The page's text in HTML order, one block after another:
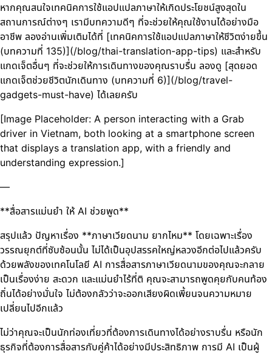
หากคุณสนใจเทคนิคการใช้แอปแปลภาษาให้เกิดประโยชน์สูงสุดใน
สถานการณ์ต่างๆ เรามีบทความดีๆ ที่จะช่วยให้คุณใช้งานได้อย่างมือ
อาชีพ ลองอ่านเพิ่มเติมได้ที่ [เทคนิคการใช้แอปแปลภาษาให้ชีวิตง่ายขึ้น
(บทความที่ 135)](/blog/thai-translation-app-tips) และสำหรับ
แกดเจ็ตอื่นๆ ที่จะช่วยให้การเดินทางของคุณราบรื่น ลองดู [สุดยอด
แกดเจ็ตช่วยชีวิตนักเดินทาง (บทความที่ 6)](/blog/travel-
gadgets-must-have) ได้เลยครับ
[Image Placeholder: A person interacting with a Grab
driver in Vietnam, both looking at a smartphone screen
that displays a translation app, with a friendly and
understanding expression.]
—
**สื่อสารแม่นยำ ให้ AI ช่วยพูด**
สรุปแล้ว ปัญหาเรื่อง **ภาษาเวียดนาม ยากไหม** โดยเฉพาะเรื่อง
วรรณยุกต์ที่ซับซ้อนนั้น ไม่ได้เป็นอุปสรรคใหญ่หลวงอีกต่อไปแล้วครับ
ด้วยพลังของเทคโนโลยี AI การสื่อสารภาษาเวียดนามของคุณจะกลาย
เป็นเรื่องง่าย สะดวก และแม่นยำไร้ที่ติ คุณจะสามารถพูดคุยกับคนท้อง
ถิ่นได้อย่างมั่นใจ ไม่ต้องกลัวว่าจะออกเสียงผิดเพี้ยนจนความหมาย
เปลี่ยนไปอีกแล้ว
ไม่ว่าคุณจะเป็นนักท่องเที่ยวที่ต้องการเดินทางได้อย่างราบรื่น หรือนัก
ธุรกิจที่ต้องการสื่อสารกับคู่ค้าได้อย่างมีประสิทธิภาพ การมี AI เป็นผู้